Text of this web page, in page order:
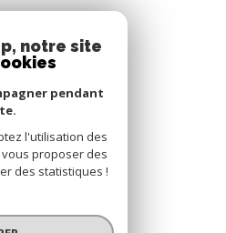
suivre
droits réservés
notre site
pendant
l'utilisation des
proposer des
des statistiques !